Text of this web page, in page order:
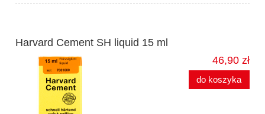
Harvard Cement SH liquid 15 ml
46,90 zł
do koszyka